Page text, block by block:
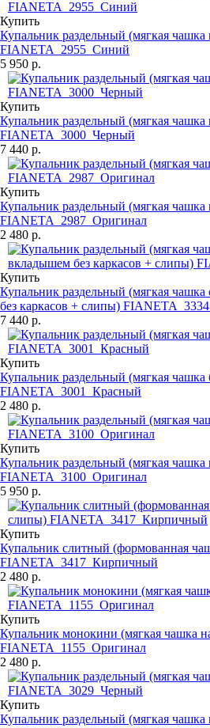
Купить
Купальник раздельный (мягкая чашка
FIANETA_2955_Синий
5 950 р.
Купить
Купальник раздельный (мягкая чашка
FIANETA_3000_Черный
7 440 р.
Купить
Купальник раздельный (мягкая чашка
FIANETA_2987_Оригинал
2 480 р.
Купить
Купальник раздельный (мягкая
без каркасов + слипы)
7 440 р.
Купить
Купальник раздельный (мягкая чашка
FIANETA_3001_Красный
2 480 р.
Купить
Купальник раздельный (мягкая чашка
FIANETA_3100_Оригинал
5 950 р.
Купить
Купальник слитный (формованная
FIANETA_3417_Кирпичный
2 480 р.
Купить
Купальник монокини (мягкая чашка
FIANETA_1155_Оригинал
2 480 р.
Купить
Купальник раздельный (мягкая чашка